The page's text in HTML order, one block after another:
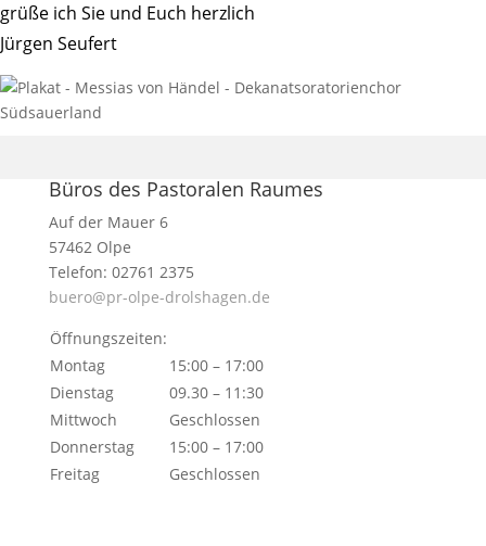
grüße ich Sie und Euch herzlich
Jürgen Seufert
Büros des Pastoralen Raumes
Auf der Mauer 6
57462 Olpe
Telefon: 02761 2375
buero@pr-olpe-drolshagen.de
Öffnungszeiten:
Montag
15:00 – 17:00
Dienstag
09.30 – 11:30
Mittwoch
Geschlossen
Donnerstag
15:00 – 17:00
Freitag
Geschlossen